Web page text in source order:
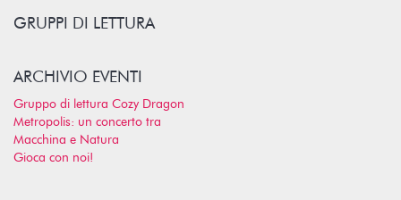
GRUPPI DI LETTURA
ARCHIVIO EVENTI
Gruppo di lettura Cozy Dragon
Metropolis: un concerto tra
Macchina e Natura
Gioca con noi!